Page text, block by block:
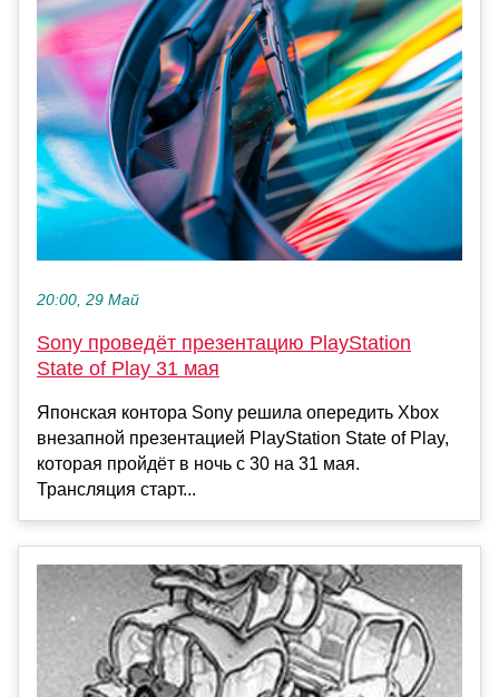
20:00, 29 Май
Sony проведёт презентацию PlayStation
State of Play 31 мая
Японская контора Sony решила опередить Xbox
внезапной презентацией PlayStation State of Play,
которая пройдёт в ночь с 30 на 31 мая.
Трансляция старт...